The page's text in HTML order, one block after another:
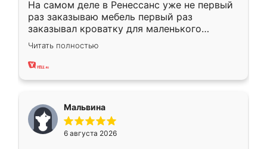
На самом деле в Ренессанс уже не первый
раз заказываю мебель первый раз
заказывал кроватку для маленького
ребёнка при его рождении ,во второй раз
заказал шкаф-купе. По качеству очень
хорошее сборка достаточно быстрая,
меньше, здесь же он более разнообразный.
Мне нравится ,если что-то потребуется из
мебели буду заказывать только здесь.
Читать полностью
Мальвина
6 августа 2026